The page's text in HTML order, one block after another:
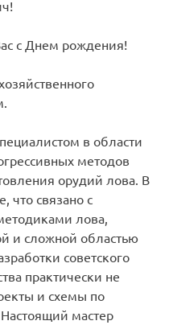
с Днем рождения!
в области
методов
орудий лова. В
что связано с
лова,
и сложной областью
советского
практически не
и схемы по
мастер